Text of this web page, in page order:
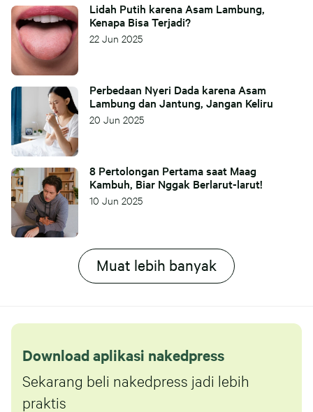
Lidah Putih karena Asam Lambung,
Kenapa Bisa Terjadi?
22 Jun 2025
Perbedaan Nyeri Dada karena Asam
Lambung dan Jantung, Jangan Keliru
20 Jun 2025
8 Pertolongan Pertama saat Maag
Kambuh, Biar Nggak Berlarut-larut!
10 Jun 2025
Muat lebih banyak
Download aplikasi nakedpress
Sekarang beli nakedpress jadi lebih
praktis